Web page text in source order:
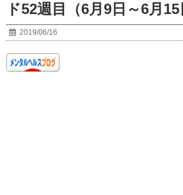
ド52週目（6月9日～6月15
2019/06/16